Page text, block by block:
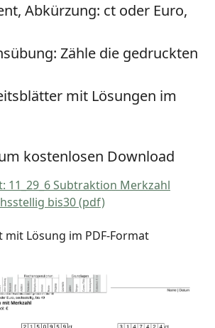
Abkürzung: ct oder Euro,
Zähle die gedruckten
mit Lösungen im
kostenlosen Download
11_29_6 Subtraktion Merkzahl
bis30 (pdf)
Lösung im PDF-Format